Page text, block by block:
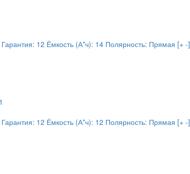
Гарантия: 12 Ёмкость (А*ч): 14 Полярность: Прямая [+ -]
Гарантия: 12 Ёмкость (А*ч): 12 Полярность: Прямая [+ -]